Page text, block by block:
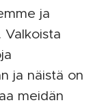
ja
ja näistä on
meidän